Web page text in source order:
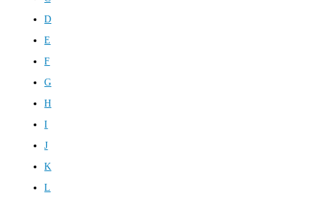
D
E
F
G
H
I
J
K
L